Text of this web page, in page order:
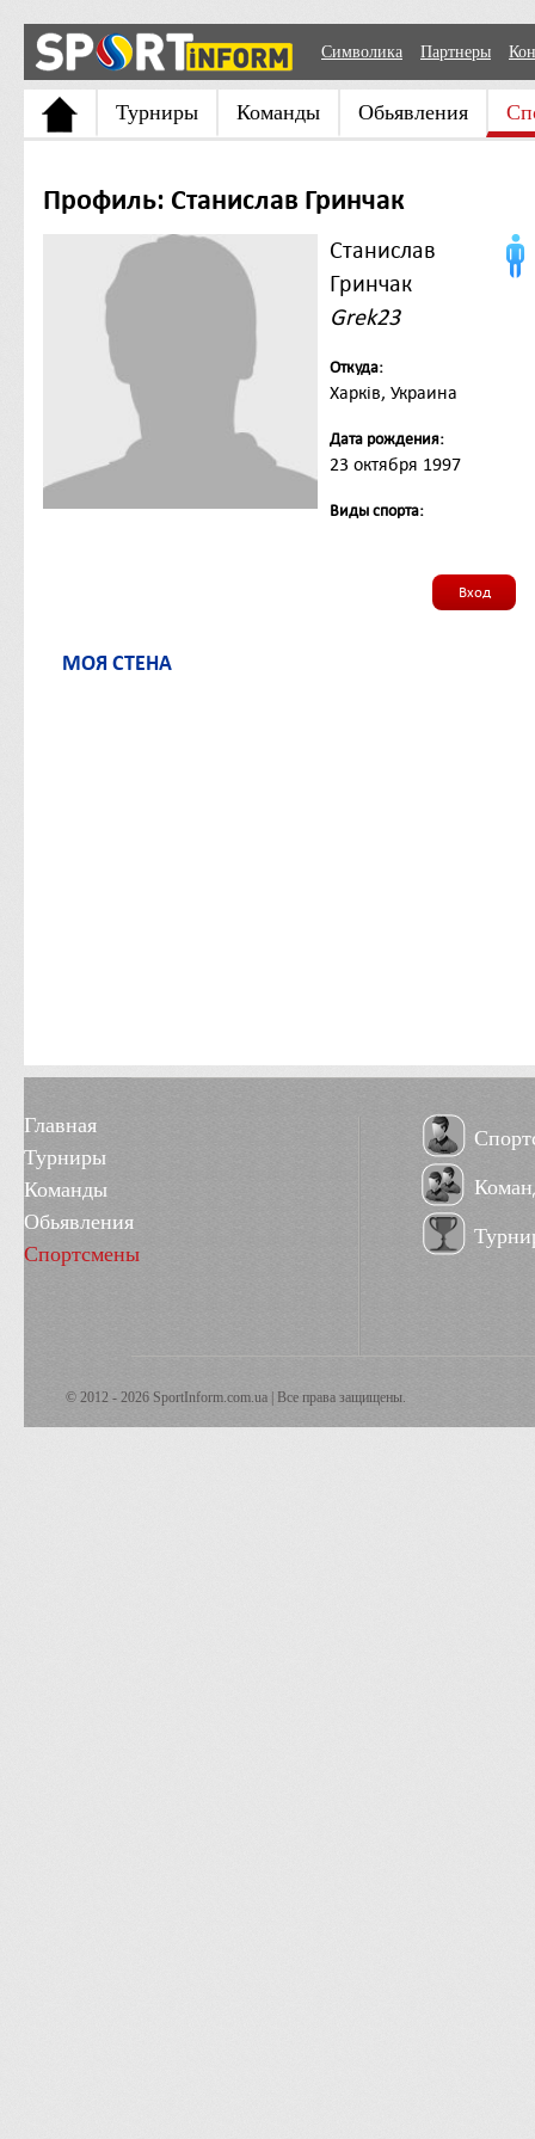
Символика Партнеры
Турниры Команды Обьявления
Профиль: Станислав Гринчак
Станислав
Гринчак
Grek23
Откуда:
Харків, Украина
Дата рождения:
23 октября 1997
Виды спорта:
Вход
МОЯ СТЕНА
Главная
Турниры
Команды
Обьявления
Спортсмены
© 2012 - 2026 SportInform.com.ua | Все права защищены.